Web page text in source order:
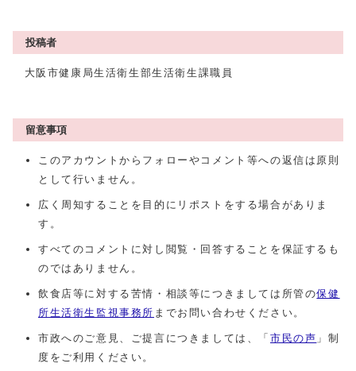
投稿者
大阪市健康局生活衛生部生活衛生課職員
留意事項
このアカウントからフォローやコメント等への返信は原則
として行いません。
広く周知することを目的にリポストをする場合がありま
す。
すべてのコメントに対し閲覧・回答することを保証するも
のではありません。
飲食店等に対する苦情・相談等につきましては所管の保健
所生活衛生監視事務所 までお問い合わせください。
市政へのご意見、ご提言につきましては、「 市民の声 」制
度をご利用ください。